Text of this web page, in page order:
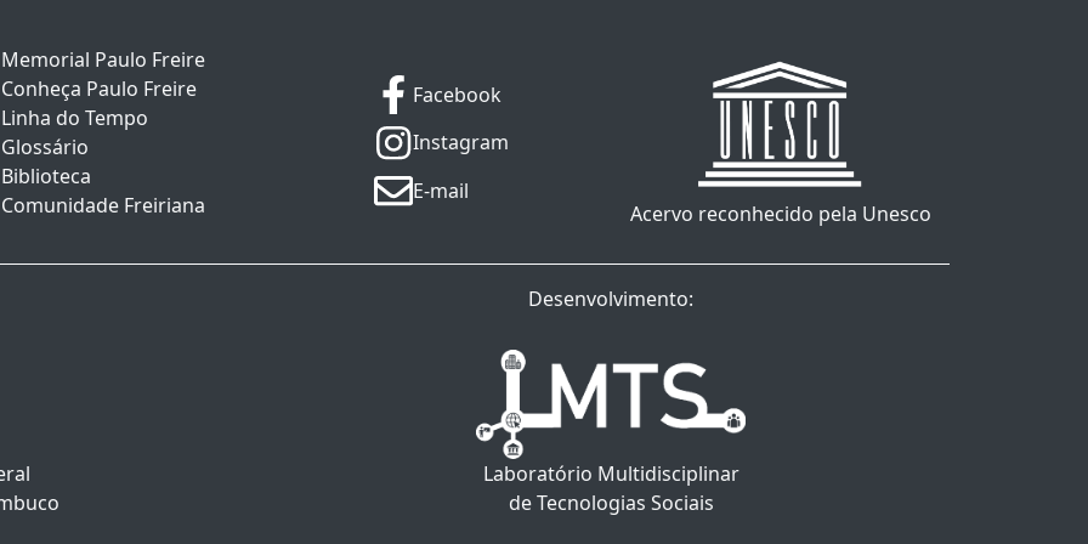
Memorial Paulo Freire
Conheça Paulo Freire
Linha do Tempo
Glossário
Biblioteca
Comunidade Freiriana
Facebook
Instagram
E-mail
Acervo reconhecido pela Unesco
Desenvolvimento:
Laboratório Multidisciplinar
de Tecnologias Sociais